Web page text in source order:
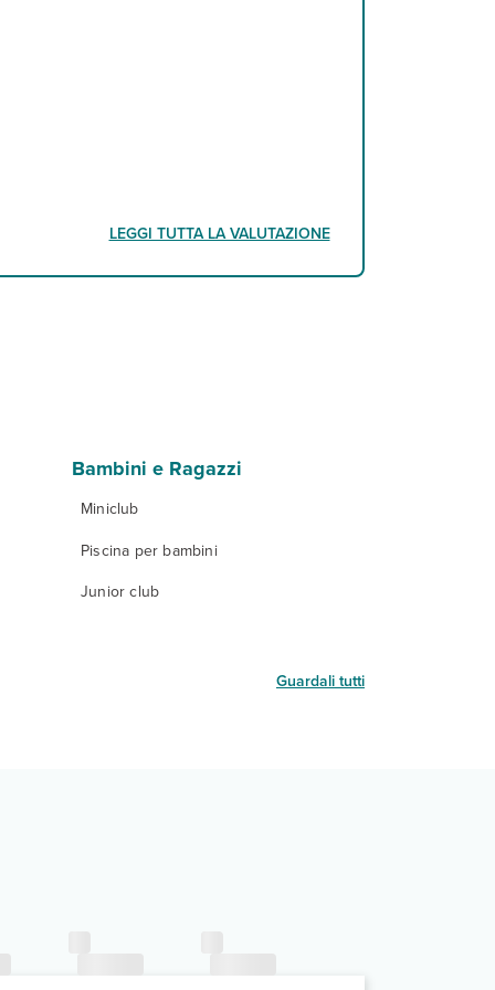
LEGGI TUTTA LA VALUTAZIONE
Bambini e Ragazzi
Miniclub
Piscina per bambini
Junior club
Guardali tutti